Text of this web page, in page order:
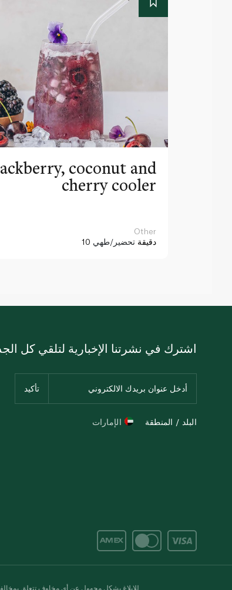
coconut and
cherry cooler
Other
10 دقيقة تحضير/طهي
اشترك في نشرتنا الإخبارية لتلقي كل
البلد / المنطقة الإمارات
للإبلاغ بشكل مجهول عن أي مخاوف تتعلق بمخالفة